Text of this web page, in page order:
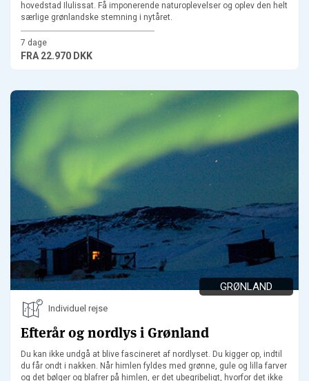
hovedstad Ilulissat. Få imponerende naturoplevelser og oplev den helt
særlige grønlandske stemning i nytåret.
7 dage
FRA 22.970 DKK
GRØNLAND
Individuel rejse
Efterår og nordlys i Grønland
Du kan ikke undgå at blive fascineret af nordlyset. Du kigger op, indtil
du får ondt i nakken. Når himlen fyldes med grønne, gule og lilla farver
og det bølger og blafrer på himlen, er det ubegribeligt, hvorfor det ikke